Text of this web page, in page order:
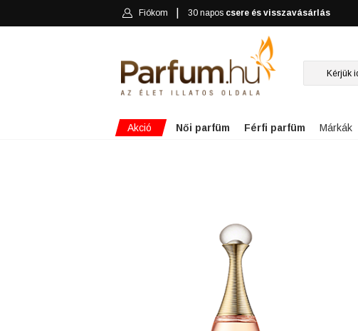
Fiókom 30 napos csere és visszavásárlás
Akció Női parfüm Férfi parfüm Márkák